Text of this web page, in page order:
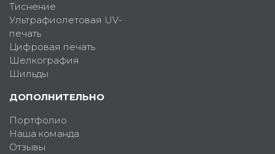
Тиснение
Ультрафиолетовая UV-
печать
Цифровая печать
Шелкография
Шильды
ДОПОЛНИТЕЛЬНО
Портфолио
Наша команда
Отзывы